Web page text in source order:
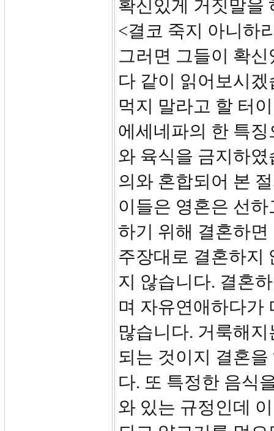
확신있게 거짓말을
<결코 죽지 아니하
그러면 그들이 확
다 같이 읽어보시
먹지 말라고 할 터
에세네파의 한 특
와 육식을 금지하
의와 혼합되어 본
이들은 영혼은 선
하기 위해 결혼하
주장대로 결혼하지
지 않습니다. 결혼
며 자유연애하다가
많습니다. 거룩해
되는 것이지 결혼
다. 또 특정한 음식
와 있는 규정인데